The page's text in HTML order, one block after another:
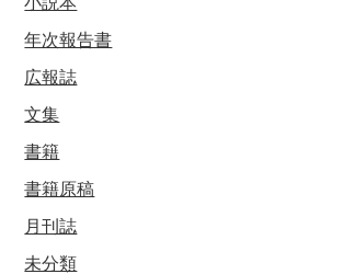
年次報告書
広報誌
文集
書籍
書籍原稿
月刊誌
未分類